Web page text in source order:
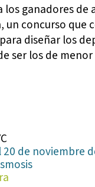
los ganadores de
un concurso que
diseñar los
ser los de
20 de noviembre